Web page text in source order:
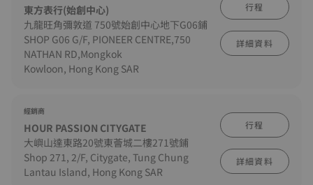
東方表行(始創中心)
九龍旺角彌敦道 750號始創中心地下G06鋪
SHOP G06 G/F, PIONEER CENTRE,750
NATHAN RD,Mongkok
Kowloon, Hong Kong SAR
行程
詳細資料
經銷商
HOUR PASSION CITYGATE
大嶼山達東路20號東薈城二樓271號鋪
Shop 271, 2/F, Citygate, Tung Chung
Lantau Island, Hong Kong SAR
行程
詳細資料